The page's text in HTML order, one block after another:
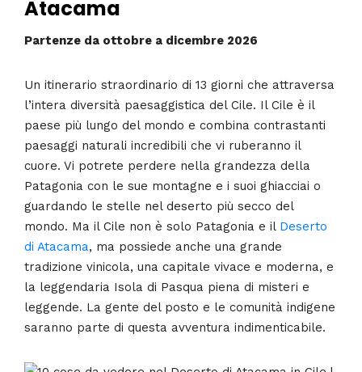
Atacama
Partenze da ottobre a dicembre 2026
Un itinerario straordinario di 13 giorni che attraversa
l’intera diversità paesaggistica del Cile. Il Cile è il
paese più lungo del mondo e combina contrastanti
paesaggi naturali incredibili che vi ruberanno il
cuore. Vi potrete perdere nella grandezza della
Patagonia con le sue montagne e i suoi ghiacciai o
guardando le stelle nel deserto più secco del
mondo. Ma il Cile non è solo Patagonia e il Deserto
di Atacama, ma possiede anche una grande
tradizione vinicola, una capitale vivace e moderna, e
la leggendaria Isola di Pasqua piena di misteri e
leggende. La gente del posto e le comunità indigene
saranno parte di questa avventura indimenticabile.